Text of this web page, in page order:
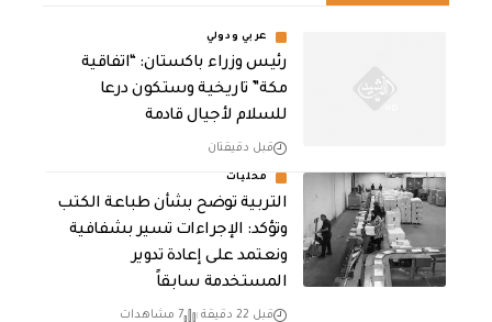
عربي ودولي
رئيس وزراء باكستان: “اتفاقية
مكة” تاريخية وستكون درعا
للسلام لأجيال قادمة
قبل دقيقتان
محليات
التربية توضح بشأن طباعة الكتب
وتؤكد: الإجراءات تسير بشفافية
ونعتمد على إعادة تدوير
المستخدمة سابقاً
قبل 22 دقيقة 7 مشاهدات